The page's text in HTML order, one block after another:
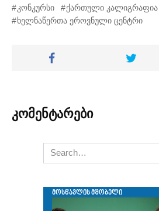
კონკურსი
ქართული კალიგრაფია
ხელნაწერთა ეროვნული ცენტრი
კომენტარები
Search
for: